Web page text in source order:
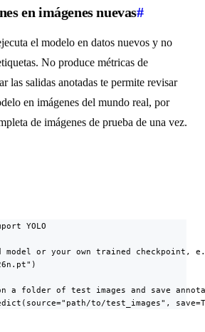
en imágenes nuevas#
el modelo en datos nuevos y no
No produce métricas de
las salidas anotadas te permite revisar
en imágenes del mundo real, por
de imágenes de prueba de una vez.
YOLO
model or your own trained checkpoint,
a folder of test images and save
to/test_images",